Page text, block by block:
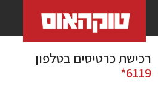
רכישת כרטיסים בטלפון
6119*